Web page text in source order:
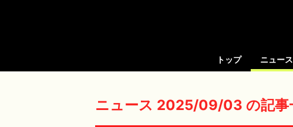
トップ ニュース
ニュース 2025/09/03 の記事